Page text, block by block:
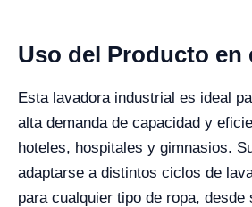
Uso del Producto en
Esta lavadora industrial es ideal
alta demanda de capacidad y
hoteles, hospitales y gimnasios.
adaptarse a distintos ciclos de
para cualquier tipo de ropa, desde